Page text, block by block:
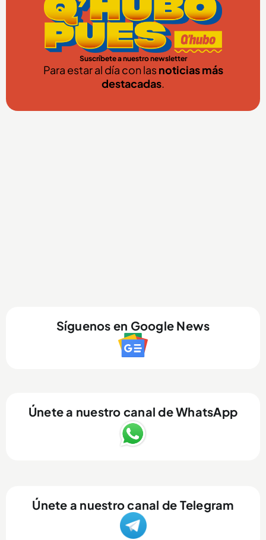
Suscríbete a nuestro newsletter
Para estar al día con lasnoticias más
destacadas.
Síguenos en Google News
Únete a nuestro canal de WhatsApp
Únete a nuestro canal de Telegram